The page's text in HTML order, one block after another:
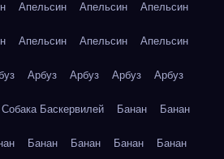
Апельсин Апельсин Апельсин
Апельсин Апельсин Апельсин
Арбуз Арбуз Арбуз Арбуз
Баскервилей Банан Банан
Банан Банан Банан Банан